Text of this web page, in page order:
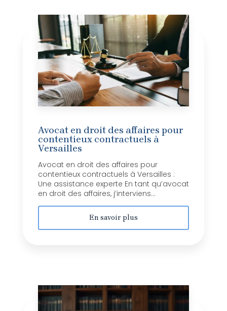
Avocat en droit des affaires pour
contentieux contractuels à
Versailles
Avocat en droit des affaires pour
contentieux contractuels à Versailles :
Une assistance experte En tant qu’avocat
en droit des affaires, j’interviens...
En savoir plus